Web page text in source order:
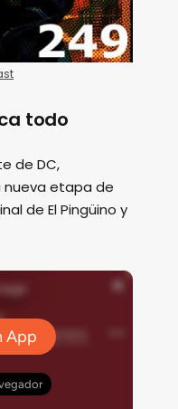
todo
de DC,
nueva etapa de
de El Pingüino y